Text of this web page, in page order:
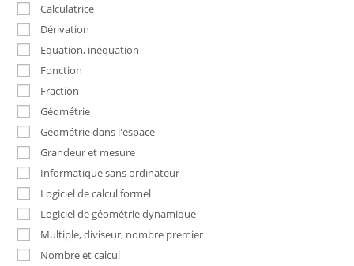
Calculatrice
Dérivation
Equation, inéquation
Fonction
Fraction
Géométrie
Géométrie dans l'espace
Grandeur et mesure
Informatique sans ordinateur
Logiciel de calcul formel
Logiciel de géométrie dynamique
Multiple, diviseur, nombre premier
Nombre et calcul